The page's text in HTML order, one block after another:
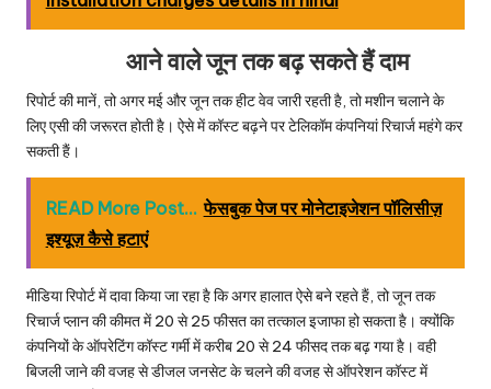
आने वाले जून तक बढ़ सकते हैं दाम
रिपोर्ट की मानें, तो अगर मई और जून तक हीट वेव जारी रहती है, तो मशीन चलाने के
लिए एसी की जरूरत होती है। ऐसे में कॉस्ट बढ़ने पर टेलिकॉम कंपनियां रिचार्ज महंगे कर
सकती हैं।
READ More Post... फेसबुक पेज पर मोनेटाइजेशन पॉलिसीज़
इश्यूज़ कैसे हटाएं
मीडिया रिपोर्ट में दावा किया जा रहा है कि अगर हालात ऐसे बने रहते हैं, तो जून तक
रिचार्ज प्लान की कीमत में 20 से 25 फीसत का तत्काल इजाफा हो सकता है। क्योंकि
कंपनियों के ऑपरेटिंग कॉस्ट गर्मी में करीब 20 से 24 फीसद तक बढ़ गया है। वही
बिजली जाने की वजह से डीजल जनसेट के चलने की वजह से ऑपरेशन कॉस्ट में